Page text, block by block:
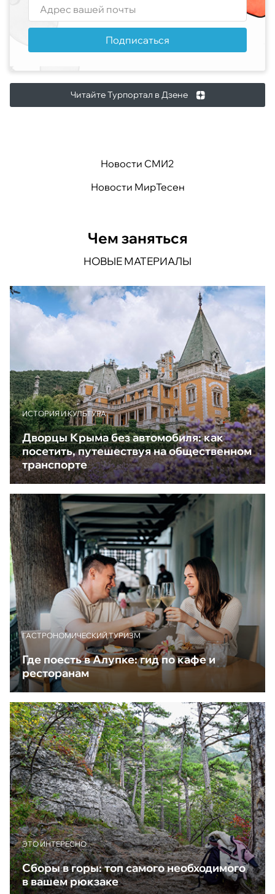
Подписаться
Читайте Турпортал в Дзене
Новости СМИ2
Новости МирТесен
Чем заняться
НОВЫЕ МАТЕРИАЛЫ
ИСТОРИЯ И КУЛЬТУРА
Дворцы Крыма без автомобиля: как
посетить, путешествуя на общественном
транспорте
ГАСТРОНОМИЧЕСКИЙ ТУРИЗМ
Где поесть в Алупке: гид по кафе и
ресторанам
ЭТО ИНТЕРЕСНО
Сборы в горы: топ самого необходимого
в вашем рюкзаке